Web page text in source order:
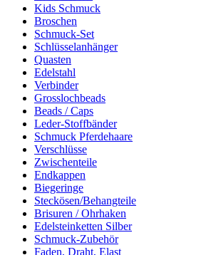
Kids Schmuck
Broschen
Schmuck-Set
Schlüsselanhänger
Quasten
Edelstahl
Verbinder
Grosslochbeads
Beads / Caps
Leder-Stoffbänder
Schmuck Pferdehaare
Verschlüsse
Zwischenteile
Endkappen
Biegeringe
Steckösen/Behangteile
Brisuren / Ohrhaken
Edelsteinketten Silber
Schmuck-Zubehör
Faden, Draht, Elast